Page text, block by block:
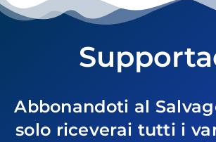
Abbonandoti al
solo riceverai tutti i